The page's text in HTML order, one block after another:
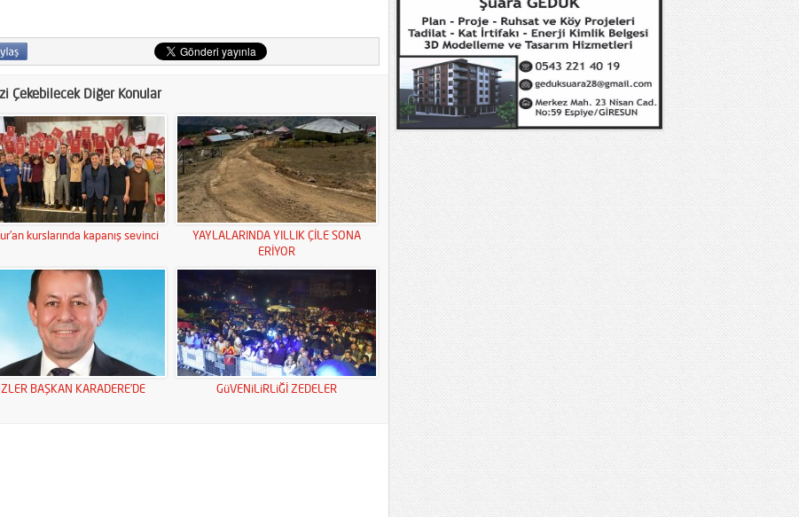
Çekebilecek Diğer Konular
kurslarında kapanış sevinci
YAYLALARINDA YILLIK ÇİLE SONA
ERİYOR
BAŞKAN KARADERE’DE GüVENiLiRLiĞİ ZEDELER